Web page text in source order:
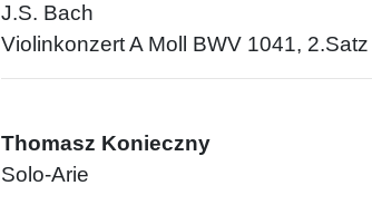
J.S. Bach
Violinkonzert A Moll BWV 1041, 2.Satz
Thomasz Konieczny
Solo-Arie